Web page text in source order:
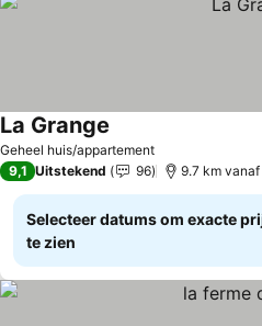
Geheel huis/appartement
La Grange
9,1 Uitstekend 96 9.7 km
Selecteer datums om exacte
te zien